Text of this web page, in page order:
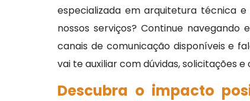
especializada em arquitetura técnica
nossos serviços? Continue
canais de comunicação disponíveis e
vai te auxiliar com dúvidas, solicitações
Descubra o impacto